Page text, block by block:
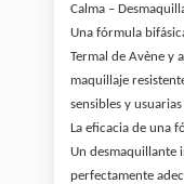
Calma –
Una fórmula
Termal de Avène y
maquillaje
sensibles y
La eficacia de una
Un desmaquillante
perfectamente